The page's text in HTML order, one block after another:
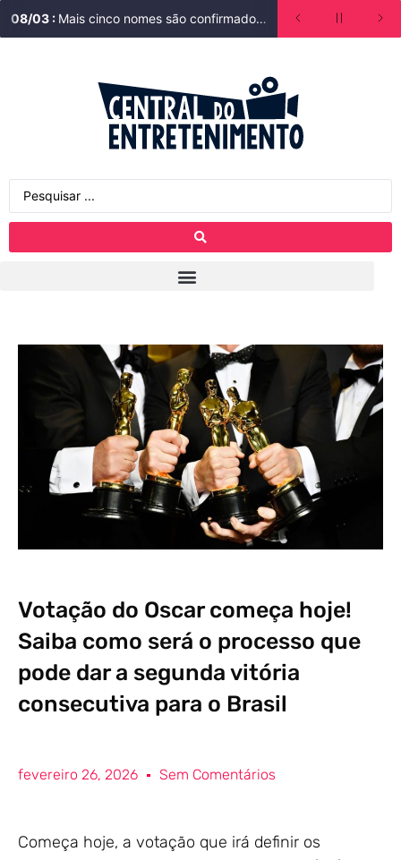
08/03 : Mais cinco nomes são confirmados em Lá na Minha Terra. Saiba quem está no elenco
Votação do Oscar começa hoje!
Saiba como será o processo que
pode dar a segunda vitória
consecutiva para o Brasil
fevereiro 26, 2026 Sem Comentários
Começa hoje, a votação que irá definir os